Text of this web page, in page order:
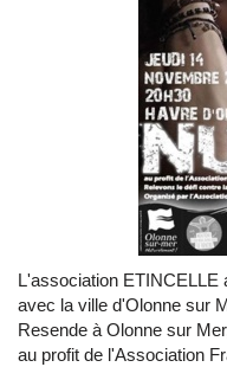
L'association ETINCELLE
avec la ville d'Olonne sur
Resende à Olonne sur
au profit de l'Association